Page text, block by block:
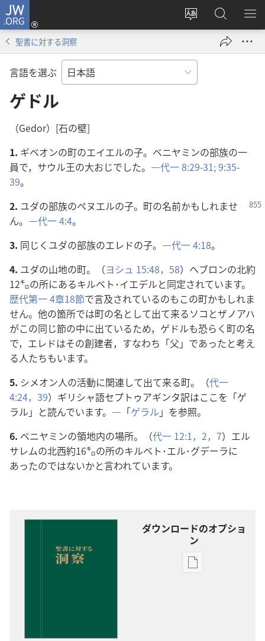
JW.ORG
サ
ト
の
言
る
ロ
グ
ン
し
開
く）
JW.ORG
の
検
メ
を
聖書に対する洞察
言語を選ぶ
ゲドル
（Gedor）[石の壁]
1. ギベオンの町のエイエルの子。ベニヤミンの部族の一
員で，サウル王の大おじでした。―代一 8:29-31;9:35-
39。
2. ユダの部族のペヌエルの子。町の名前かもしれませ
ん。―代一 4:4。
3. 同じくユダの部族のエレドの子。―代一 4:18。
4. ユダの山地の町。（ヨシュ 15:48， 58）ヘブロンの北約
12㌔の所にあるキルベト･イエデルと同定されています。
歴代第一 4章18節で言及されているのもこの町かもしれま
せん。他の箇所では町の名として出て来るソコとザノアハ
がこの同じ節の中に出ているため，ゲドルも恐らく町の名
で，エレドはその創建者，すなわち「父」であったと考え
る人たちもいます。
5. シメオン人の活動に関連して出て来る町。（代一
4:24， 39）ギリシャ語セプトゥアギンタ訳はここを「ゲ
ラル」と読んでいます。―「ゲラル 」を参照。
6. ベニヤミンの領地内の場所。（代一 12:1，2， 7）エル
サレムの北西約16㌔の所のキルベト･エル･グデーラに
あったのではないかと言われています。
ダウンロードのオプショ
ン
出